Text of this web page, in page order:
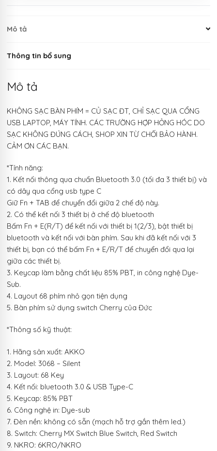
Mô tả
Thông tin bổ sung
Mô tả
KHÔNG SẠC BÀN PHÍM = CỦ SẠC ĐT, CHỈ SẠC QUA CỔNG
USB LAPTOP, MÁY TÍNH. CÁC TRƯỜNG HỢP HỎNG HÓC DO
SẠC KHÔNG ĐÚNG CÁCH, SHOP XIN TỪ CHỐI BẢO HÀNH.
CẢM ƠN CÁC BẠN.
*Tính năng:
1. Kết nối thông qua chuẩn Bluetooth 3.0 (tối đa 3 thiết bị) và
có dây qua cổng usb type C
Giữ Fn + TAB để chuyển đổi giữa 2 chế độ này.
2. Có thể kết nối 3 thiết bị ở chế độ bluetooth
Bấm Fn + E(R/T) để kết nối với thiết bị 1(2/3), bật thiết bị
bluetooth và kết nối với bàn phím. Sau khi đã kết nối với 3
thiết bị, bạn có thể bấm Fn + E/R/T để chuyển đổi qua lại
giữa các thiết bị.
3. Keycap làm bằng chất liệu 85% PBT, in công nghệ Dye-
Sub.
4. Layout 68 phím nhỏ gọn tiện dụng
5. Bàn phím sử dụng switch Cherry của Đức
*Thông số kỹ thuật:
1. Hãng sản xuất: AKKO
2. Model: 3068 – Silent
3. Layout: 68 Key
4. Kết nối: bluetooth 3.0 & USB Type-C
5. Keycap: 85% PBT
6. Công nghệ in: Dye-sub
7. Đèn nền: không có sẵn (mạch hỗ trợ gắn thêm led.)
8. Switch: Cherry MX Switch Blue Switch, Red Switch
9. NKRO: 6KRO/NKRO